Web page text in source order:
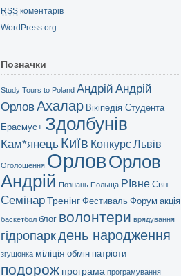
RSS коментарів
WordPress.org
Позначки
Study Tours to Poland Андрій Андрій
ОрловАхалар Вікіпедія Студента
Ерасмус+ Здолбунів
Кам*янець Київ КонкурсЛьвів
Оголошення ОрловОрлов
Андрій Познань Польща РІвне Світ
СемінарТренінг Фестиваль Форум акція
баскетбол блог волонтери врядування
гідропаркдень народження
згущонка міліція обмін патріоти
подорож програма програмування